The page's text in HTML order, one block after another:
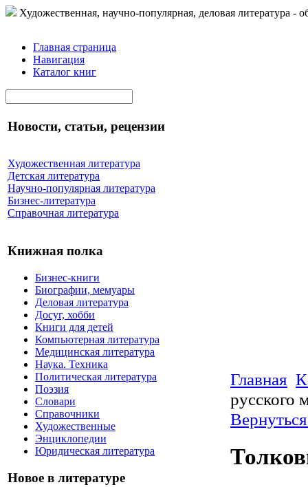
Художественная, научно-популярная, деловая литература -
Главная страница
Навигация
Каталог книг
Новости, статьи, рецензии
Художественная литература
Детская литература
Научно-популярная литература
Бизнес-литература
Справочная литература
Книжная полка
Бизнес-книги
Биографии, мемуары
Деловая литература
Досуг, хобби
Книги для детей
Компьютерная литература
Медицинская литература
Наука. Техника
Политическая литература
Поэзия
Словари
Справочники
Художественные
Энциклопедии
Юридическая литература
Новое в литературе
Главная
русского